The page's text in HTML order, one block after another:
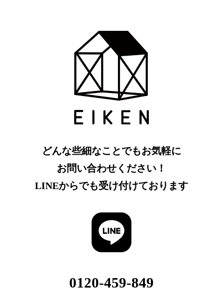
どんな些細なことでもお気軽に
お問い合わせください！
LINEからでも受け付けております
0120-459-849